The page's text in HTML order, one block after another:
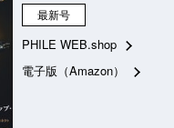
最新号
PHILE WEB.shop
電子版（Amazon）